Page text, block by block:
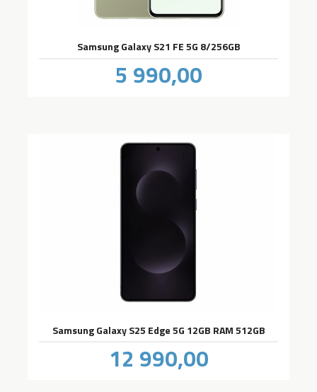
Samsung Galaxy S21 FE 5G 8/256GB
Pris
5 990,00mva.
Samsung Galaxy S25 Edge 5G 12GB RAM 512GB
Pris
12 990,00mva.